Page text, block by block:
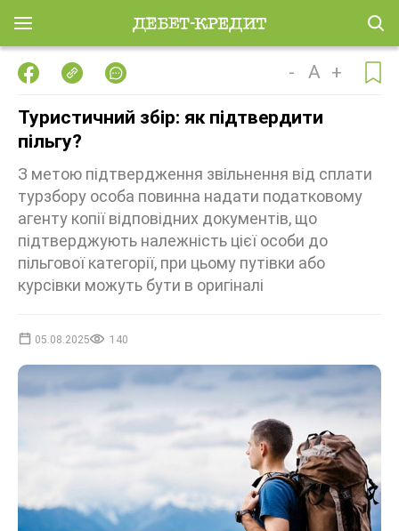
- A +
Туристичний збір: як підтвердити
пільгу?
З метою підтвердження звільнення від сплати
турзбору особа повинна надати податковому
агенту копії відповідних документів, що
підтверджують належність цієї особи до
пільгової категорії, при цьому путівки або
курсівки можуть бути в оригіналі
05.08.2025 140